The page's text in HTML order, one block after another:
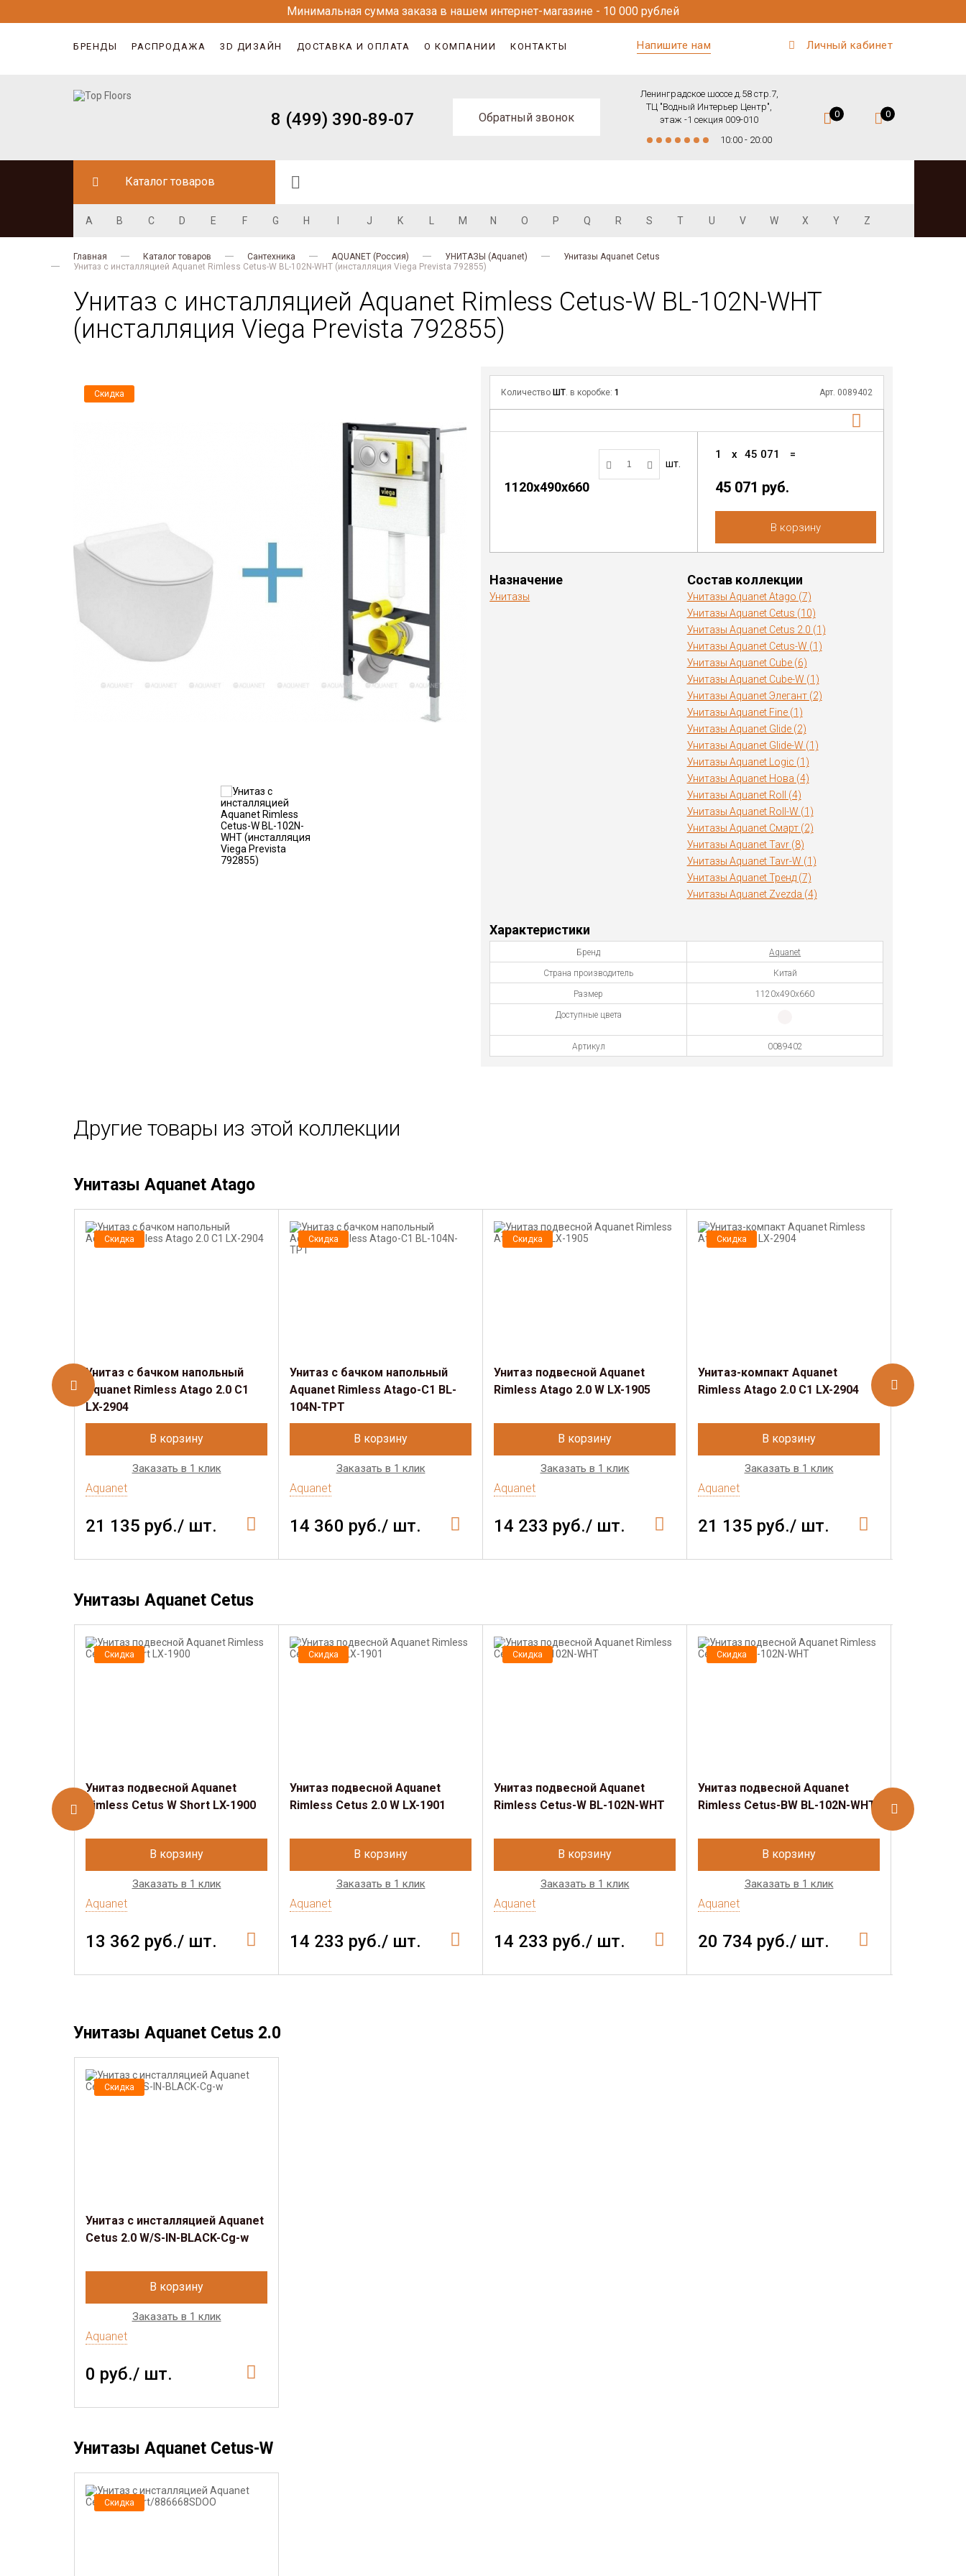
Минимальная сумма заказа в нашем интернет-магазине - 10 000 рублей
БРЕНДЫ РАСПРОДАЖА 3D ДИЗАЙН ДОСТАВКА И ОПЛАТА О КОМПАНИИ КОНТАКТЫ Напишите нам Личный кабинет
8 (499) 390-89-07 Обратный звонок
Ленинградское шоссе д.58 стр.7,
ТЦ "Водный Интерьер Центр",
этаж -1 секция 009-010
10:00 - 20:00
0 0
Каталог товаров
A B C D E F G H J K M N O P Q R S T U V W X Y Z
Главная Каталог товаров Сантехника AQUANET (Россия) УНИТАЗЫ (Aquanet)
Унитазы Aquanet Cetus
Унитаз с инсталляцией Aquanet Rimless Cetus-W BL-102N-WHT (инсталляция Viega Prevista 792855)
Унитаз с инсталляцией Aquanet Rimless Cetus-W BL-102N-WHT
(инсталляция Viega Prevista 792855)
Скидка Количество ШТ. в коробке:1 Арт. 0089402
1120х490х660
шт.
1 x 45 071 =
45 071 руб.
В корзину
Назначение
Унитазы
Состав коллекции
Унитазы Aquanet Atago (7)
Унитазы Aquanet Cetus (10)
Унитазы Aquanet Cetus 2.0 (1)
Унитазы Aquanet Cetus-W (1)
Унитазы Aquanet Cube (6)
Унитазы Aquanet Cube-W (1)
Унитазы Aquanet Элегант (2)
Унитазы Aquanet Fine (1)
Унитазы Aquanet Glide (2)
Унитазы Aquanet Glide-W (1)
Унитазы Aquanet Logic (1)
Унитазы Aquanet Нова (4)
Унитазы Aquanet Roll (4)
Унитазы Aquanet Roll-W (1)
Унитазы Aquanet Смарт (2)
Унитазы Aquanet Tavr (8)
Унитазы Aquanet Tavr-W (1)
Унитазы Aquanet Тренд (7)
Унитазы Aquanet Zvezda (4)
Характеристики
Бренд Aquanet
Страна производитель Китай
Размер 1120х490х660
Доступные цвета
Артикул 0089402
Другие товары из этой коллекции
Унитазы Aquanet Atago
Скидка
Унитаз с бачком напольный
Aquanet Rimless Atago 2.0 C1
LX-2904
В корзину
Заказать в 1 клик
Aquanet
21 135 руб./ шт.
Скидка
Унитаз с бачком напольный
Aquanet Rimless Atago-C1 BL-
104N-TPT
В корзину
Заказать в 1 клик
Aquanet
14 360 руб./ шт.
Скидка
Унитаз подвесной Aquanet
Rimless Atago 2.0 W LX-1905
В корзину
Заказать в 1 клик
Aquanet
14 233 руб./ шт.
Скидка
Унитаз-компакт Aquanet
Rimless Atago 2.0 C1 LX-2904
В корзину
Заказать в 1 клик
Aquanet
21 135 руб./ шт.
Унитаз
Rimless
Унитазы Aquanet Cetus
Скидка
Унитаз подвесной Aquanet
Rimless Cetus W Short LX-1900
В корзину
Заказать в 1 клик
Aquanet
13 362 руб./ шт.
Скидка
Унитаз подвесной Aquanet
Rimless Cetus 2.0 W LX-1901
В корзину
Заказать в 1 клик
Aquanet
14 233 руб./ шт.
Скидка
Унитаз подвесной Aquanet
Rimless Cetus-W BL-102N-WHT
В корзину
Заказать в 1 клик
Aquanet
14 233 руб./ шт.
Скидка
Унитаз подвесной Aquanet
Rimless Cetus-BW BL-102N-WHT
В корзину
Заказать в 1 клик
Aquanet
20 734 руб./ шт.
Унитаз
Rimless
серый
Унитазы Aquanet Cetus 2.0
Скидка
Унитаз с инсталляцией Aquanet
Cetus 2.0 W/S-IN-BLACK-Cg-w
В корзину
Заказать в 1 клик
Aquanet
0 руб./ шт.
Унитазы Aquanet Cetus-W
Скидка